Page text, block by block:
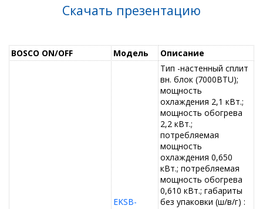
Скачать презентацию
BOSCO ON/OFF Модель Описание
EKSB-
Тип -настенный сплит
вн. блок (7000BTU);
мощность
охлаждения 2,1 кВт.;
мощность обогрева
2,2 кВт.;
потребляемая
мощность
охлаждения 0,650
кВт.; потребляемая
мощность обогрева
0,610 кВт.; габариты
без упаковки (ш/в/г) :